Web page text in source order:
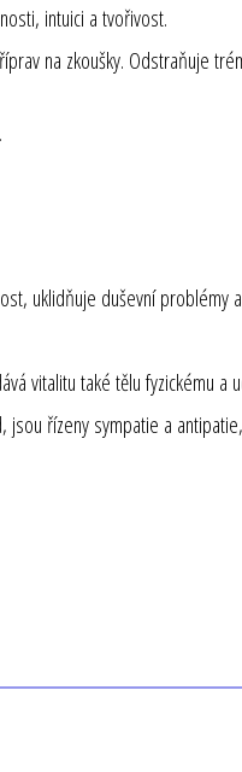
intuici a tvořivost.
na zkoušky. Odstraňuje
uklidňuje duševní problémy
vitalitu také tělu fyzickému a
řízeny sympatie a